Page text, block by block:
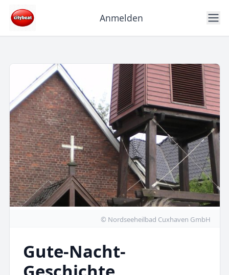
Anmelden
© Nordseeheilbad Cuxhaven GmbH
Gute-Nacht-